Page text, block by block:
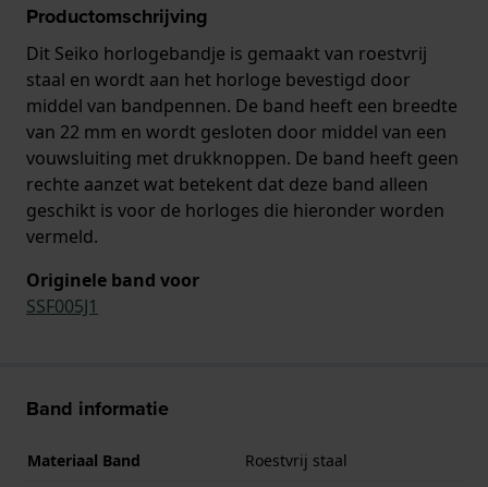
Productomschrijving
Dit Seiko horlogebandje is gemaakt van roestvrij
staal en wordt aan het horloge bevestigd door
middel van bandpennen. De band heeft een breedte
van 22 mm en wordt gesloten door middel van een
vouwsluiting met drukknoppen. De band heeft geen
rechte aanzet wat betekent dat deze band alleen
geschikt is voor de horloges die hieronder worden
vermeld.
Originele band voor
SSF005J1
Band informatie
Materiaal Band Roestvrij staal